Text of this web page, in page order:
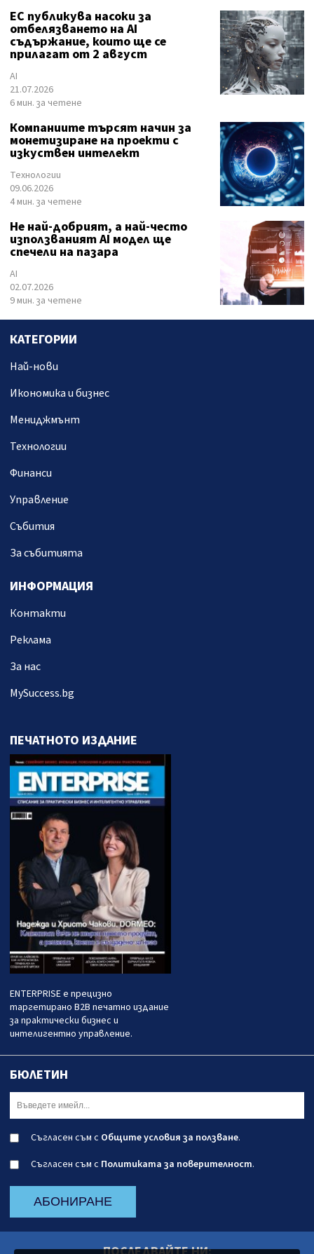
ЕС публикува насоки за
отбелязването на AI
съдържание, които ще се
прилагат от 2 август
AI
21.07.2026
6 мин. за четене
Компаниите търсят начин за
монетизиране на проекти с
изкуствен интелект
Технологии
09.06.2026
4 мин. за четене
Не най-добрият, а най-често
използваният AI модел ще
спечели на пазара
AI
02.07.2026
9 мин. за четене
КАТЕГОРИИ
Най-нови
Икономика и бизнес
Мениджмънт
Технологии
Финанси
Управление
Събития
За събитията
ИНФОРМАЦИЯ
Контакти
Реклама
За нас
MySuccess.bg
ПЕЧАТНОТО ИЗДАНИЕ
ENTERPRISE е прецизно
таргетирано B2B печатно издание
за практически бизнес и
интелигентно управление.
БЮЛЕТИН
Съгласен съм с Общите условия за ползване.
Съгласен съм с Политиката за поверителност.
АБОНИРАНЕ